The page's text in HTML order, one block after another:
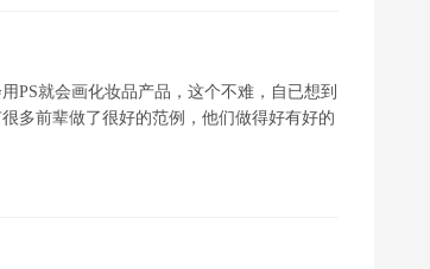
PS就会画化妆品产品，这个不难，自已想到
多前辈做了很好的范例，他们做得好有好的